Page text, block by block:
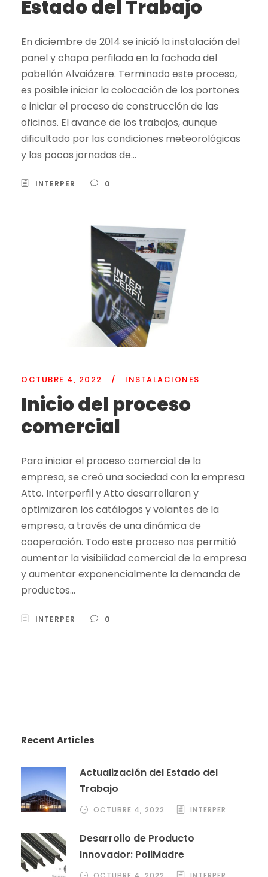
Estado del Trabajo
En diciembre de 2014 se inició la instalación del
panel y chapa perfilada en la fachada del
pabellón Alvaiázere. Terminado este proceso,
es posible iniciar la colocación de los portones
e iniciar el proceso de construcción de las
oficinas. El avance de los trabajos, aunque
dificultado por las condiciones meteorológicas
y las pocas jornadas de...
INTERPER 0
OCTUBRE 4, 2022 / INSTALACIONES
Inicio del proceso
comercial
Para iniciar el proceso comercial de la
empresa, se creó una sociedad con la empresa
Atto. Interperfil y Atto desarrollaron y
optimizaron los catálogos y volantes de la
empresa, a través de una dinámica de
cooperación. Todo este proceso nos permitió
aumentar la visibilidad comercial de la empresa
y aumentar exponencialmente la demanda de
productos...
INTERPER 0
Recent Articles
Actualización del Estado del
Trabajo
OCTUBRE 4, 2022 INTERPER
Desarrollo de Producto
Innovador: PoliMadre